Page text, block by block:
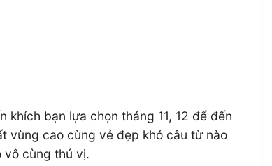
bạn lựa chọn tháng 11, 12 để đến
vùng cao cùng vẻ đẹp khó câu từ nào
vô cùng thú vị.